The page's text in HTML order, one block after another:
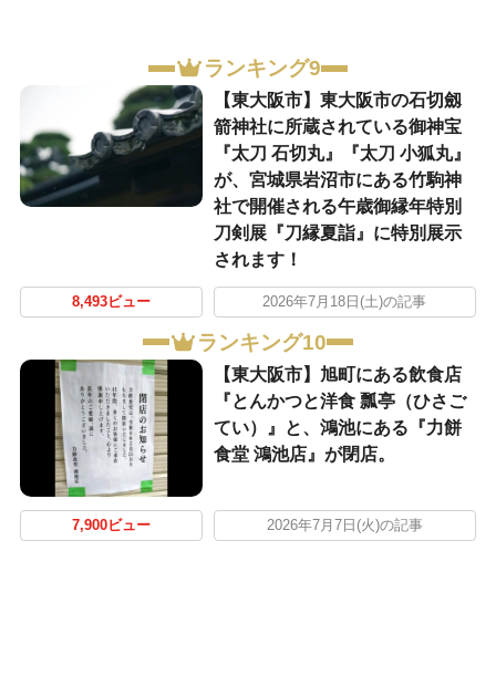
ランキング9
【東大阪市】東大阪市の石切劔
箭神社に所蔵されている御神宝
『太刀 石切丸』『太刀 小狐丸』
が、宮城県岩沼市にある竹駒神
社で開催される午歳御縁年特別
刀剣展『刀縁夏詣』に特別展示
されます！
8,493ビュー 2026年7月18日(土)の記事
ランキング10
【東大阪市】旭町にある飲食店
『とんかつと洋食 瓢亭（ひさご
てい）』と、鴻池にある『力餅
食堂 鴻池店』が閉店。
7,900ビュー 2026年7月7日(火)の記事